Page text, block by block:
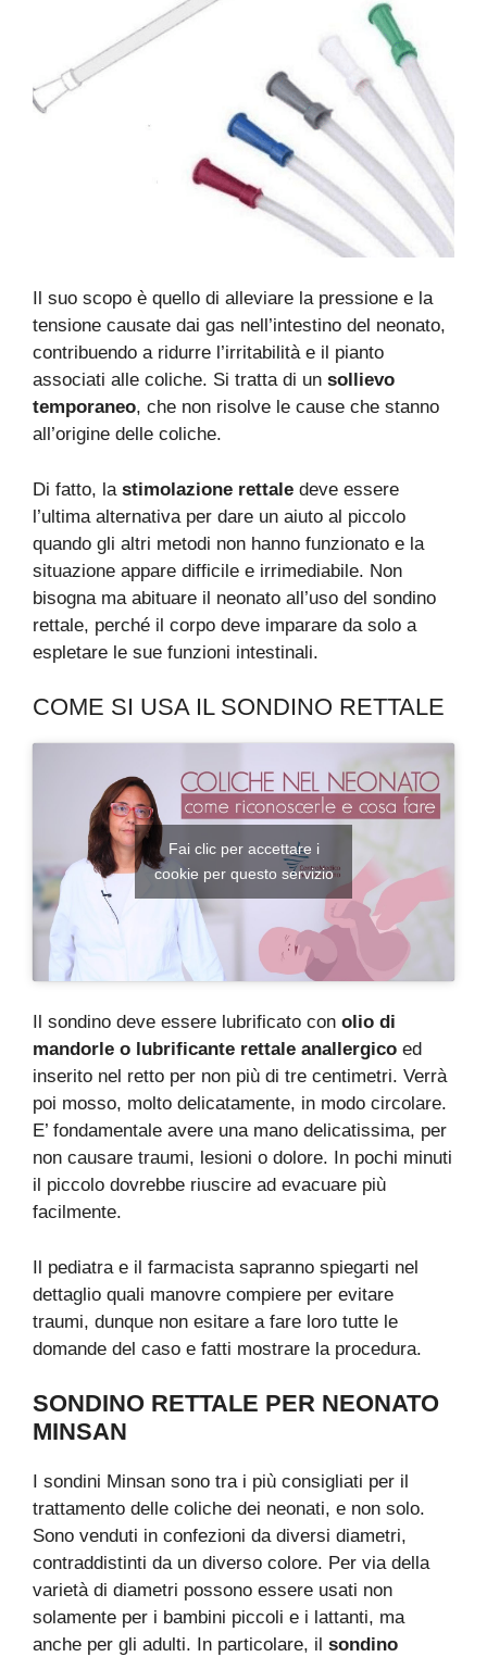
Il suo scopo è quello di alleviare la pressione e la
tensione causate dai gas nell’intestino del neonato,
contribuendo a ridurre l’irritabilità e il pianto
associati alle coliche. Si tratta di un sollievo
temporaneo, che non risolve le cause che stanno
all’origine delle coliche.
Di fatto, la stimolazione rettale deve essere
l’ultima alternativa per dare un aiuto al piccolo
quando gli altri metodi non hanno funzionato e la
situazione appare difficile e irrimediabile. Non
bisogna ma abituare il neonato all’uso del sondino
rettale, perché il corpo deve imparare da solo a
espletare le sue funzioni intestinali.
COME SI USA IL SONDINO RETTALE
Fai clic per accettare i
cookie per questo servizio
Il sondino deve essere lubrificato con olio di
mandorle o lubrificante rettale anallergico ed
inserito nel retto per non più di tre centimetri. Verrà
poi mosso, molto delicatamente, in modo circolare.
E’ fondamentale avere una mano delicatissima, per
non causare traumi, lesioni o dolore. In pochi minuti
il piccolo dovrebbe riuscire ad evacuare più
facilmente.
Il pediatra e il farmacista sapranno spiegarti nel
dettaglio quali manovre compiere per evitare
traumi, dunque non esitare a fare loro tutte le
domande del caso e fatti mostrare la procedura.
SONDINO RETTALE PER NEONATO
MINSAN
I sondini Minsan sono tra i più consigliati per il
trattamento delle coliche dei neonati, e non solo.
Sono venduti in confezioni da diversi diametri,
contraddistinti da un diverso colore. Per via della
varietà di diametri possono essere usati non
solamente per i bambini piccoli e i lattanti, ma
anche per gli adulti. In particolare, il sondino